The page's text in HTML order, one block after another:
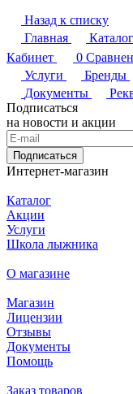
Назад к списку
Главная
Каталог
Кабинет
0
Услуги
Бренды
Документы
Подписаться
на новости и акции
Подписаться
Интернет-магазин
Каталог
Акции
Услуги
Школа лыжника
О магазине
Магазин
Лицензии
Отзывы
Документы
Помощь
Заказ товаров